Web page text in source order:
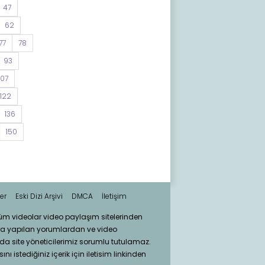
47
62
78
93
122
136
150
Eski Dizi Arşivi DMCA İletişim
videolar video paylaşım sitelerinden
yapılan yorumlardan ve video
site yöneticilerimiz sorumlu tutulamaz.
istediğiniz içerik için iletisim linkinden